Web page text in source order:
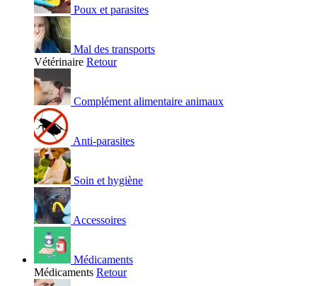
Poux et parasites
Mal des transports
Vétérinaire Retour
Complément alimentaire animaux
Anti-parasites
Soin et hygiène
Accessoires
Médicaments
Médicaments Retour